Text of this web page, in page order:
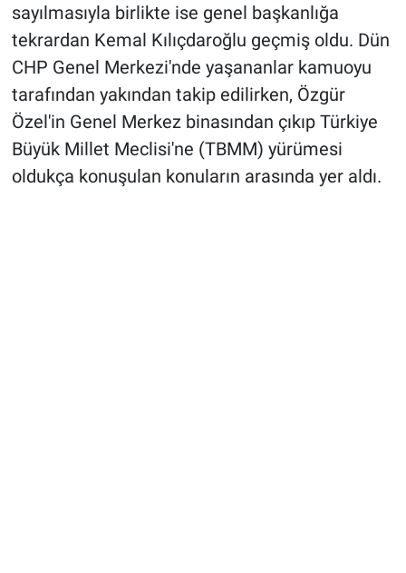
sayılmasıyla birlikte ise genel başkanlığa
tekrardan Kemal Kılıçdaroğlu geçmiş oldu. Dün
CHP Genel Merkezi'nde yaşananlar kamuoyu
tarafından yakından takip edilirken, Özgür
Özel'in Genel Merkez binasından çıkıp Türkiye
Büyük Millet Meclisi'ne (TBMM) yürümesi
oldukça konuşulan konuların arasında yer aldı.